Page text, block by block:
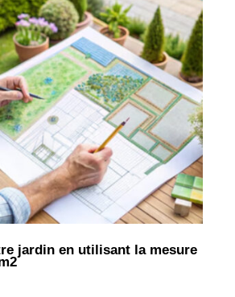
jardin en utilisant la mesure